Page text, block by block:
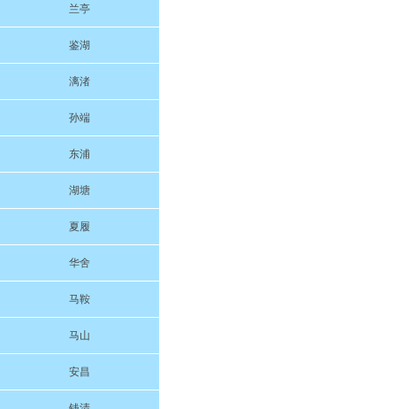
兰亭
鉴湖
漓渚
孙端
东浦
湖塘
夏履
华舍
马鞍
马山
安昌